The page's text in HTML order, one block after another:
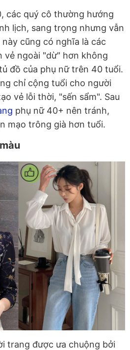
các quý cô thường hướng
lịch, sang trọng nhưng vẫn
cũng có nghĩa là các
vẻ ngoài "dừ" hơn không
đồ của phụ nữ trên 40 tuổi.
chỉ cộng tuổi cho người
vẻ lỗi thời, "sến sẩm". Sau
phụ nữ 40+ nên tránh,
mạo trông già hơn tuổi.
trang được ưa chuộng bởi